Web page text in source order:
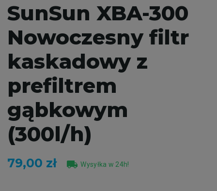
SunSun XBA-300
Nowoczesny filtr
kaskadowy z
prefiltrem
gąbkowym
(300l/h)
79,00 zł local_shipping Wysyłka w 24h!